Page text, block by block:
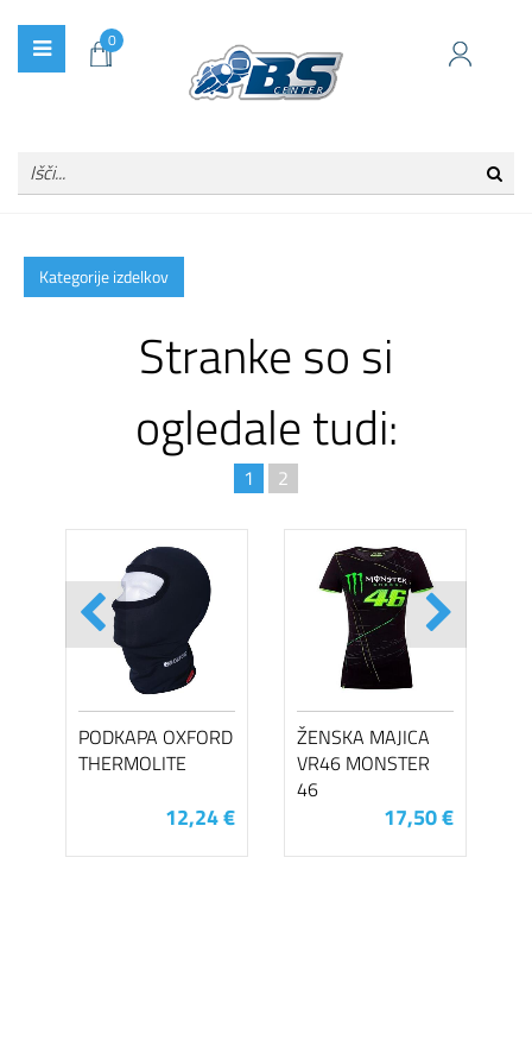
0
Kategorije izdelkov
Stranke so si
ogledale tudi:
1 2
PODKAPA OXFORD
THERMOLITE
12,24 €
ŽENSKA MAJICA
VR46 MONSTER
46
17,50 €